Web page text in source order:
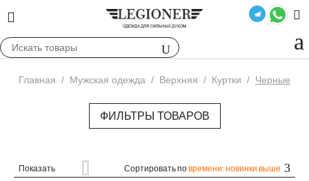
Главная / Мужская одежда / Верхняя / Куртки / Черные
ФИЛЬТРЫ ТОВАРОВ
Показать Сортировать повремени: новинки выше